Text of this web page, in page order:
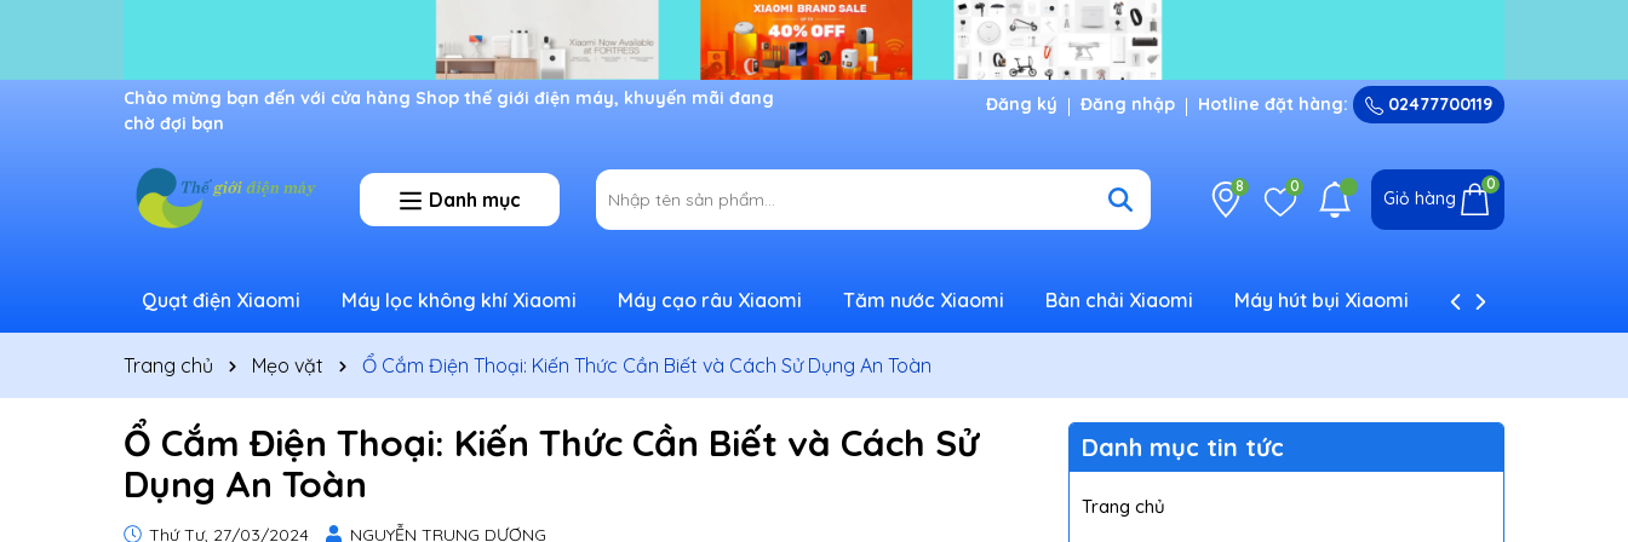
Ưu đãi lớn dành cho thành viên mới Đăng ký Đăng nhập Hotline đặt hàng: 02477700119
Danh mục
8 0
Giỏ hàng
0
Quạt điện Xiaomi Máy lọc không khí Xiaomi Máy cạo râu Xiaomi Tăm nước Xiaomi Bàn chải Xiaomi Máy hút bụi Xiaomi Máy tạo ẩm Xiaomi
Trang chủ Mẹo vặt Ổ Cắm Điện Thoại: Kiến Thức Cần Biết và Cách Sử Dụng An Toàn
Ổ Cắm Điện Thoại: Kiến Thức Cần Biết và Cách Sử
Dụng An Toàn
Thứ Tư, 27/03/2024 NGUYỄN TRUNG DƯƠNG
Danh mục tin tức
Trang chủ